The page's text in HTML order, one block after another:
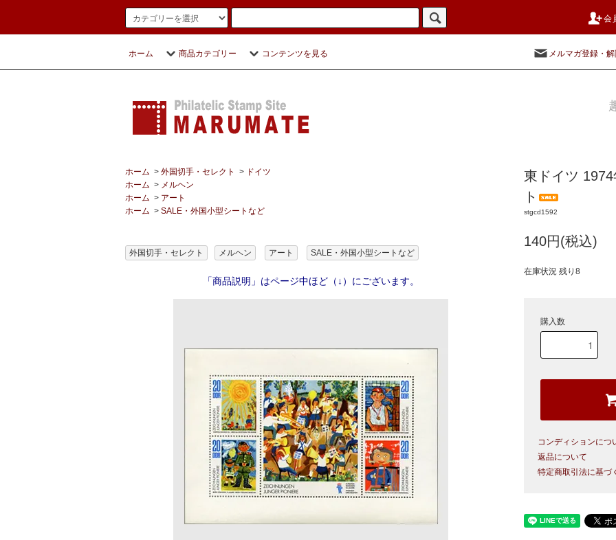
会
ホーム 商品カテゴリー コンテンツを見る メルマガ登録・
ホーム > 外国切手・セレクト > ドイツ
ホーム > メルヘン
ホーム > アート
ホーム > SALE・外国小型シートなど
外国切手・セレクト メルヘン アート SALE・外国小型シートなど
「商品説明」はページ中ほど（↓）にございます。
東ドイツ
ト
stgcd1592
140円(税込)
在庫状況 残り8
購入数
コンディションにつ
返品について
特定商取引法に基づ